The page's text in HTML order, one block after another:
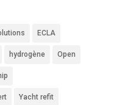
ECLA
hydrogène Open
Yacht refit